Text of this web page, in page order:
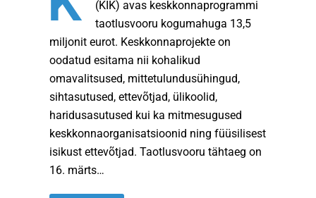
(KIK) avas keskkonnaprogrammi
taotlusvooru kogumahuga 13,5
miljonit eurot. Keskkonnaprojekte on
oodatud esitama nii kohalikud
omavalitsused, mittetulundusühingud,
sihtasutused, ettevõtjad, ülikoolid,
haridusasutused kui ka mitmesugused
keskkonnaorganisatsioonid ning füüsilisest
isikust ettevõtjad. Taotlusvooru tähtaeg on
16. märts…